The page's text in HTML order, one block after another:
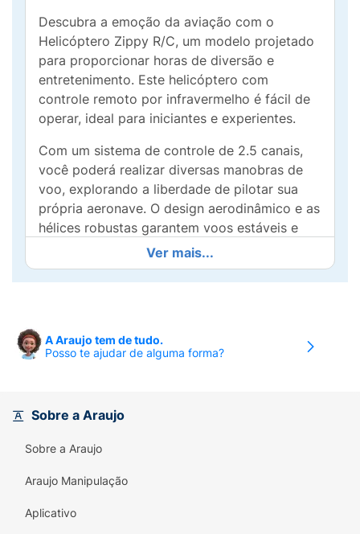
Descubra a emoção da aviação com o
Helicóptero Zippy R/C, um modelo projetado
para proporcionar horas de diversão e
entretenimento. Este helicóptero com
controle remoto por infravermelho é fácil de
operar, ideal para iniciantes e experientes.
Com um sistema de controle de 2.5 canais,
você poderá realizar diversas manobras de
voo, explorando a liberdade de pilotar sua
própria aeronave. O design aerodinâmico e as
hélices robustas garantem voos estáveis e
precisos, enquanto a construção durável
assegura resistência e longa vida útil.
Zippy é mais do que apenas um brinquedo; é
uma experiência que estimula a coordenação
inesquecíveis!
Ver mais...
A Araujo tem de tudo.
Posso te ajudar de alguma forma?
Sobre a Araujo
Sobre a Araujo
Araujo Manipulação
Aplicativo